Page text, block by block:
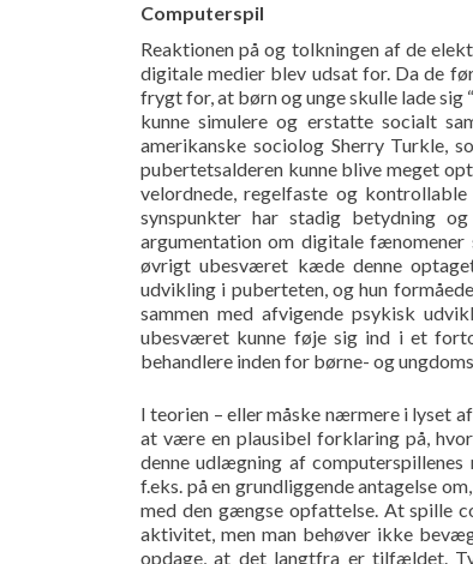
Computerspil
Reaktionen på og tolkningen af de
digitale medier blev udsat for. Da de
frygt for, at børn og unge skulle lade
kunne simulere og erstatte socialt
amerikanske sociolog Sherry Turkle,
pubertetsalderen kunne blive meget
velordnede, regelfaste og
synspunkter har stadig betydning
argumentation om digitale
øvrigt ubesværet kæde denne
udvikling i puberteten, og hun
sammen med afvigende psykisk
ubesværet kunne føje sig ind i et
behandlere inden for børne- og
I teorien – eller måske nærmere i lyset
at være en plausibel forklaring på,
denne udlægning af
f.eks. på en grundliggende antagelse
med den gængse opfattelse. At spille
aktivitet, men man behøver ikke
opdage, at det langtfra er tilfældet.